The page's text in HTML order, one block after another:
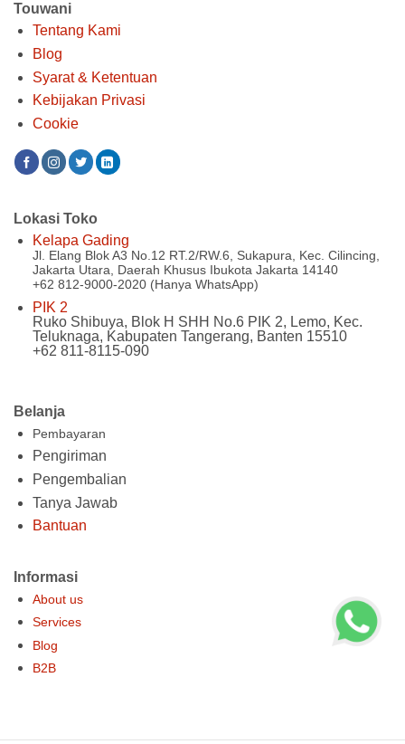
Touwani
Tentang Kami
Blog
Syarat & Ketentuan
Kebijakan Privasi
Cookie
Belanja
Pembayaran
Pengiriman
Pengembalian
Tanya Jawab
Bantuan
Informasi
About us
Services
Blog
B2B
Lokasi Toko
Kelapa Gading
Jl. Elang Blok A3 No.12 RT.2/RW.6, Sukapura, Kec. Cilincing,
Jakarta Utara, Daerah Khusus Ibukota Jakarta 14140
+62 812-9000-2020 (Hanya WhatsApp)
PIK 2
Ruko Shibuya, Blok H SHH No.6 PIK 2, Lemo, Kec.
Teluknaga, Kabupaten Tangerang, Banten 15510
+62 811-8115-090